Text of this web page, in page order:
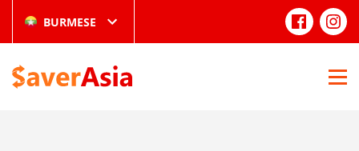
BURMESE